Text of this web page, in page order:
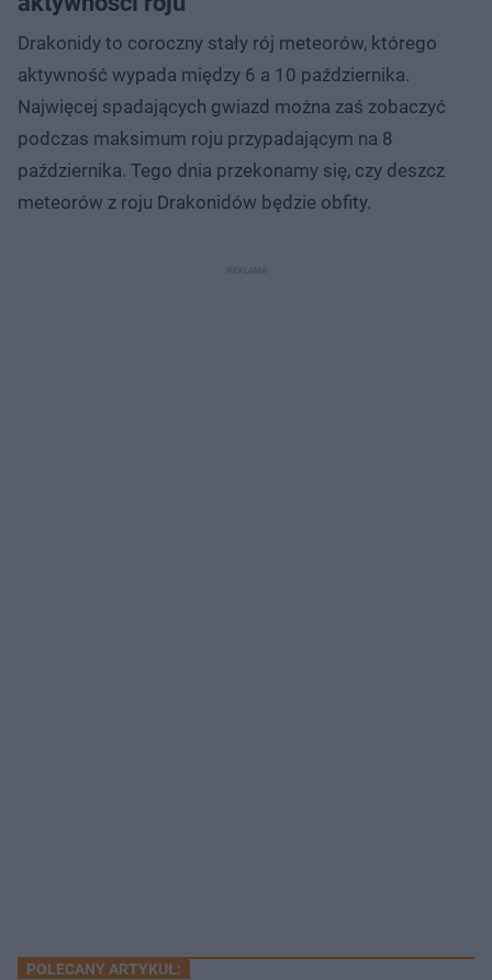
Drakonidy to coroczny stały rój meteorów, którego
aktywność wypada między 6 a 10 października.
Najwięcej spadających gwiazd można zaś zobaczyć
podczas maksimum roju przypadającym na 8
października. Tego dnia przekonamy się, czy deszcz
meteorów z roju Drakonidów będzie obfity.
POLECANY ARTYKUŁ: